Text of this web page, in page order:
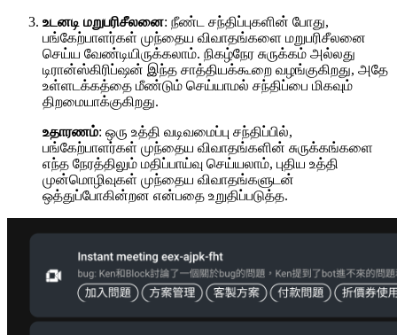
உடனடி மறுபரிசீலனை: நீண்ட சந்திப்புகளின் போது,
பங்கேற்பாளர்கள் முந்தைய விவாதங்களை மறுபரிசீலனை
செய்ய வேண்டியிருக்கலாம். நிகழ்நேர சுருக்கம் அல்லது
டிரான்ஸ்கிரிப்ஷன் இந்த சாத்தியக்கூறை வழங்குகிறது, அதே
உள்ளடக்கத்தை மீண்டும் செய்யாமல் சந்திப்பை மிகவும்
திறமையாக்குகிறது.
உதாரணம்: ஒரு உத்தி வடிவமைப்பு சந்திப்பில்,
பங்கேற்பாளர்கள் முந்தைய விவாதங்களின் சுருக்கங்களை
எந்த நேரத்திலும் மதிப்பாய்வு செய்யலாம், புதிய உத்தி
முன்மொழிவுகள் முந்தைய விவாதங்களுடன்
ஒத்துப்போகின்றன என்பதை உறுதிப்படுத்த.